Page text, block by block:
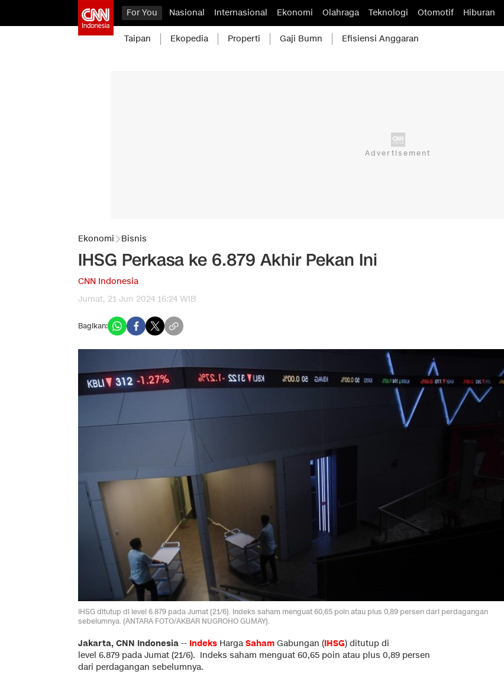
For You Nasional Internasional Ekonomi Olahraga Teknologi Otomotif Hiburan
Taipan Ekopedia Properti Gaji Bumn Efisiensi Anggaran
Ekonomi Bisnis
IHSG Perkasa ke 6.879 Akhir Pekan Ini
CNN Indonesia
Jumat, 21 Jun 2024 16:24 WIB
Bagikan:
IHSG ditutup di level 6.879 pada Jumat (21/6). Indeks saham menguat 60,65 poin atau plus 0,89 persen dari perdagangan
sebelumnya. (ANTARA FOTO/AKBAR NUGROHO GUMAY).
Jakarta, CNN Indonesia -- Indeks Harga Saham Gabungan (IHSG) ditutup di
level 6.879 pada Jumat (21/6). Indeks saham menguat 60,65 poin atau plus 0,89 persen
dari perdagangan sebelumnya.